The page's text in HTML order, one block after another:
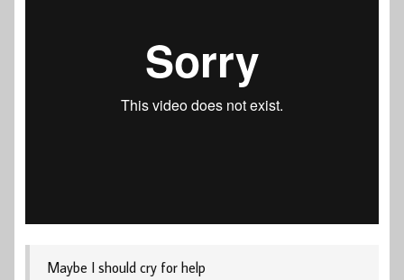
Maybe I should cry for help